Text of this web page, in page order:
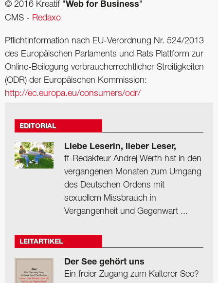
© 2016 Kreatif "Web for Business"
CMS - Redaxo
Pflichtinformation nach EU-Verordnung Nr. 524/2013
des Europäischen Parlaments und Rats Plattform zur
Online-Beilegung verbraucherrechtlicher Streitigkeiten
(ODR) der Europäischen Kommission:
http://ec.europa.eu/consumers/odr/
EDITORIAL
Liebe Leserin, lieber Leser,
ff-Redakteur Andrej Werth hat in den
vergangenen Monaten zum Umgang
des Deutschen Ordens mit
sexuellem Missbrauch in
Vergangenheit und Gegenwart ...
LEITARTIKEL
Der See gehört uns
Ein freier Zugang zum Kalterer See?